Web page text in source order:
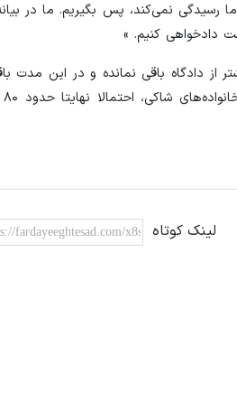
رسیدگی نمی‌کند، پس بگیریم. ما در
دادخواهی کنیم. »
دادگاه درحال‌حاضر مشغول طی مراحل پایانی است و احتمالا ۴-۵ جلسه بیشتر از دادگاه باقی نمانده و
لینک کوتاه